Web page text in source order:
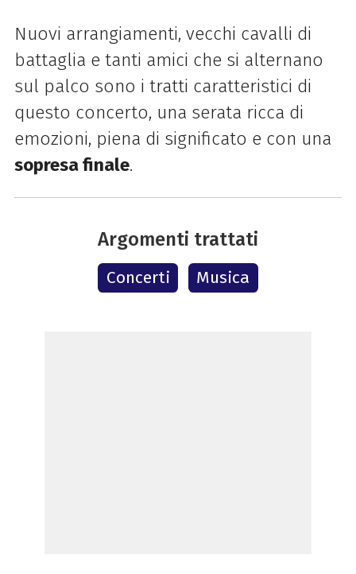
Nuovi arrangiamenti, vecchi cavalli di
battaglia e tanti amici che si alternano
sul palco sono i tratti caratteristici di
questo concerto, una serata ricca di
emozioni, piena di significato e con una
sopresa finale.
Argomenti trattati
Concerti Musica